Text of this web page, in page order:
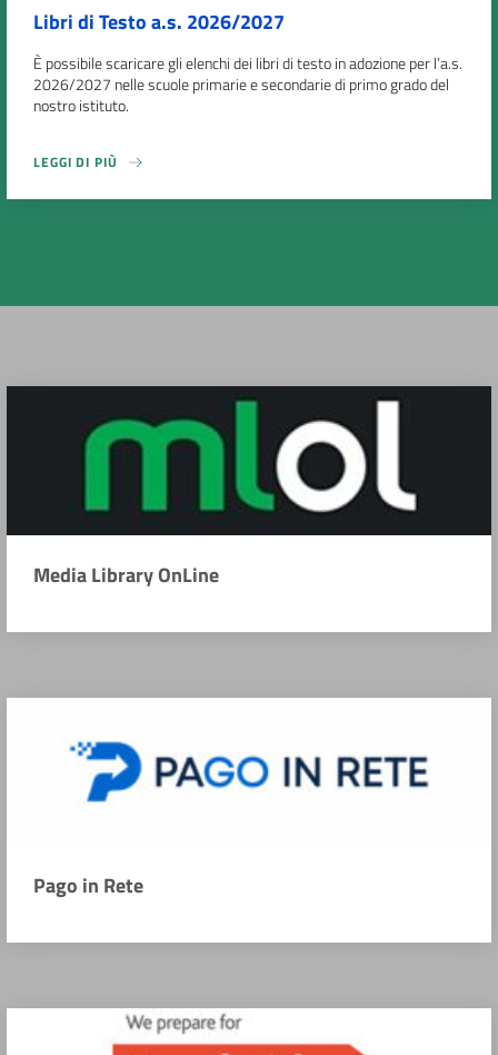
Libri di Testo a.s. 2026/2027
È possibile scaricare gli elenchi dei libri di testo in adozione per l’a.s.
2026/2027 nelle scuole primarie e secondarie di primo grado del
nostro istituto.
LEGGI DI PIÙ
Media Library OnLine
Pago in Rete